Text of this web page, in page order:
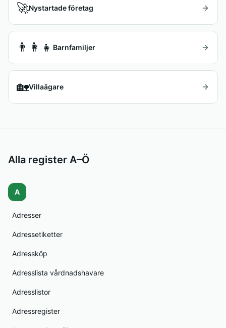
🚀Nystartade företag
👨‍👩‍👧 Barnfamiljer
🏡Villaägare
Alla register A–Ö
A
Adresser
Adressetiketter
Adressköp
Adresslista vårdnadshavare
Adresslistor
Adressregister